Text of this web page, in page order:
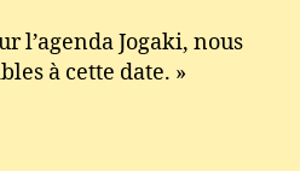
l’agenda Jogaki, nous
à cette date. »